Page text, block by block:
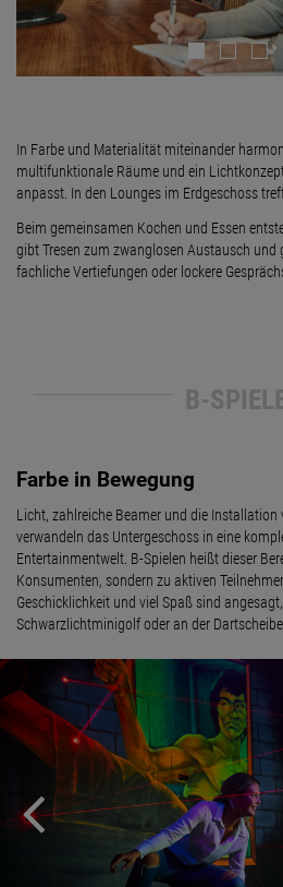
In Farbe und Materialität miteinander
multifunktionale Räume und ein
anpasst. In den Lounges im Erdgeschoss
Beim gemeinsamen Kochen und Essen
gibt Tresen zum zwanglosen Austausch
fachliche Vertiefungen oder lockere
B-
Farbe in Bewegung
Licht, zahlreiche Beamer und die Installation
verwandeln das Untergeschoss in eine
Entertainmentwelt. B-Spielen heißt dieser
Konsumenten, sondern zu aktiven
Geschicklichkeit und viel Spaß sind
Schwarzlichtminigolf oder an der Dartscheibe.